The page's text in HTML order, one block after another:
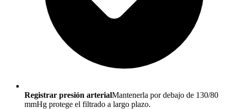
Registrar presión arterialMantenerla por debajo de 130/80
mmHg protege el filtrado a largo plazo.